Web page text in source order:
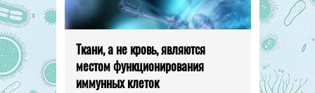
Ткани, а не кровь, являются
местом функционирования
иммунных клеток